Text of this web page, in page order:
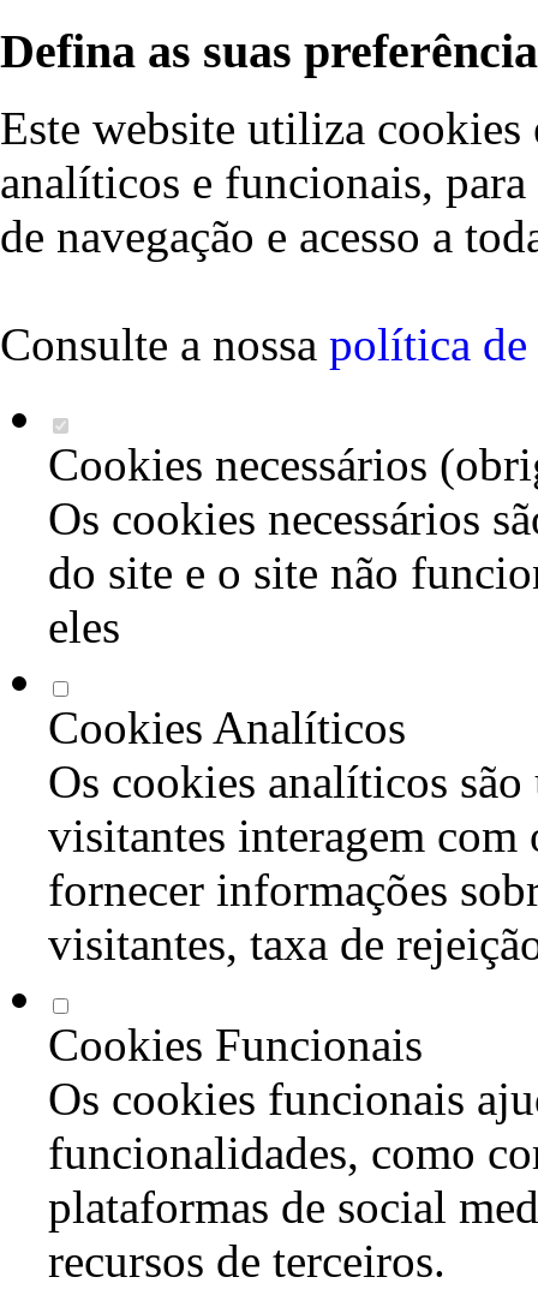
Defina as suas
Este website utiliza cookies
analíticos e funcionais,
de navegação e acesso a
Consulte a nossa política de
Cookies necessários
Os cookies necessários
do site e o site não
eles
Cookies Analíticos
Os cookies analíticos são
visitantes interagem com
fornecer informações
visitantes, taxa de
Cookies Funcionais
Os cookies funcionais
funcionalidades, como
plataformas de social
recursos de terceiros.